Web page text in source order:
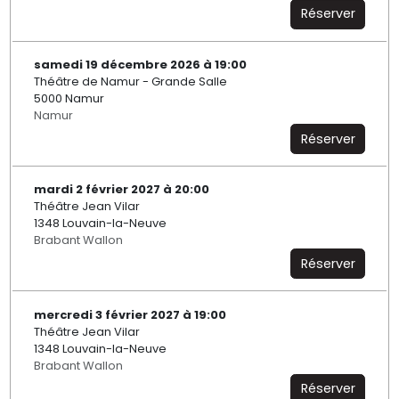
Réserver
samedi 19 décembre 2026 à 19:00
Théâtre de Namur - Grande Salle
5000 Namur
Namur
Réserver
mardi 2 février 2027 à 20:00
Théâtre Jean Vilar
1348 Louvain-la-Neuve
Brabant Wallon
Réserver
mercredi 3 février 2027 à 19:00
Théâtre Jean Vilar
1348 Louvain-la-Neuve
Brabant Wallon
Réserver